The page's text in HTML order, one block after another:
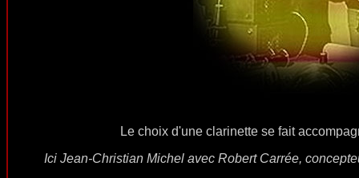
Le choix d'une clarinette se fait
Ici Jean-Christian Michel avec Robert Carrée,